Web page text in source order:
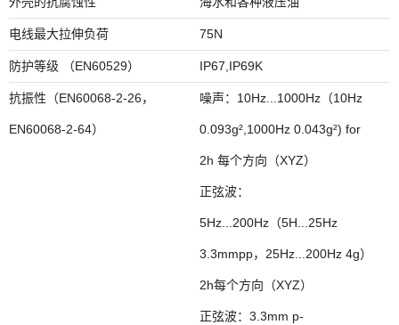
电线最大拉伸负荷 75N
防护等级 （EN60529） IP67,IP69K
抗振性（EN60068-2-26，
EN60068-2-64）
噪声：10Hz...1000Hz（10Hz
0.093g²,1000Hz 0.043g²) for
2h 每个方向（XYZ）
正弦波：
5Hz...200Hz（5H...25Hz
3.3mmpp，25Hz...200Hz 4g）
2h每个方向（XYZ）
正弦波：3.3mm p-